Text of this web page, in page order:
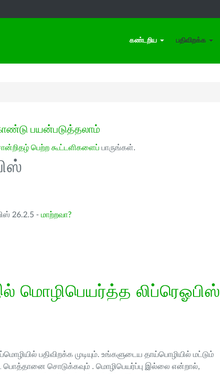
கண்டறிய பதிவிறக்க
பயன்படுத்தலாம்
பெற்ற கூட்டளிகளைப் பாருங்கள்.
26.2.5 - மாற்றவா?
மொழிபெயர்த்த லிப்ரெஓபிஸ்
பதிவிறக்க முடியும். உங்களுடைய தாய்பொழியில் மட்டும்
சொடுக்கவும் . மொழிபெயர்ப்பு இல்லை என்றால்,